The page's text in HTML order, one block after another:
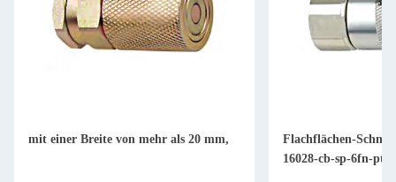
mit einer Breite von mehr als 20 mm,
Flachflächen-
16028-cb-sp-6fn-ptf